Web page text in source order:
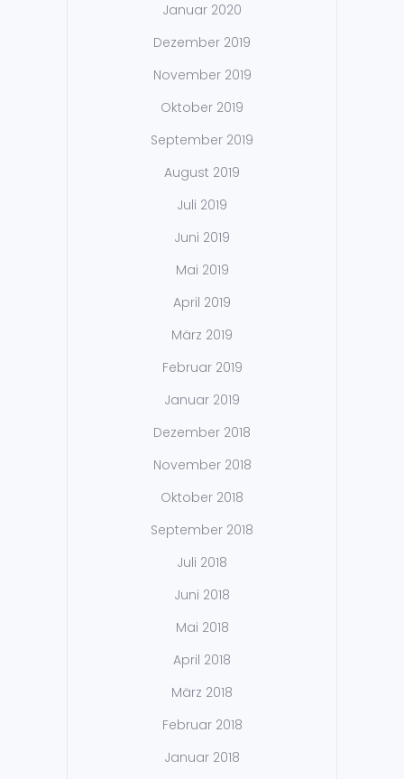
Januar 2020
Dezember 2019
November 2019
Oktober 2019
September 2019
August 2019
Juli 2019
Juni 2019
Mai 2019
April 2019
März 2019
Februar 2019
Januar 2019
Dezember 2018
November 2018
Oktober 2018
September 2018
Juli 2018
Juni 2018
Mai 2018
April 2018
März 2018
Februar 2018
Januar 2018